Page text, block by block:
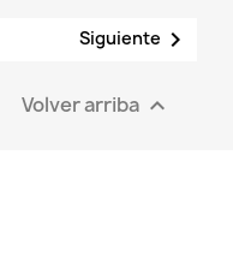
Siguiente 
Volver arriba 